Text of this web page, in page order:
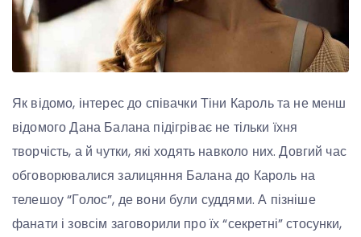
Як відомо, інтерес до співачки Тіни Кароль та не менш
відомого Дана Балана підігріває не тільки їхня
творчість, а й чутки, які ходять навколо них. Довгий час
обговорювалися залицяння Балана до Кароль на
телешоу “Голос”, де вони були суддями. А пізніше
фанати і зовсім заговорили про їх “секретні” стосунки,